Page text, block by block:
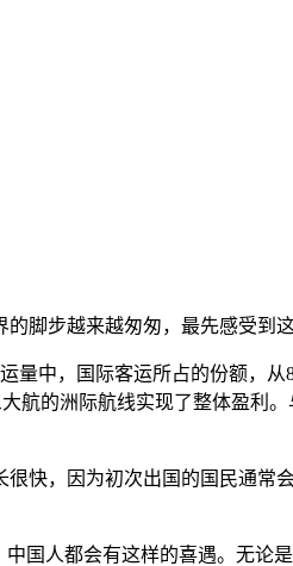
脚步越来越匆匆，最先感受到
量中，国际客运所占的份额，
航的洲际航线实现了整体盈利
快，因为初次出国的国民通
国人都会有这样的喜遇。无论